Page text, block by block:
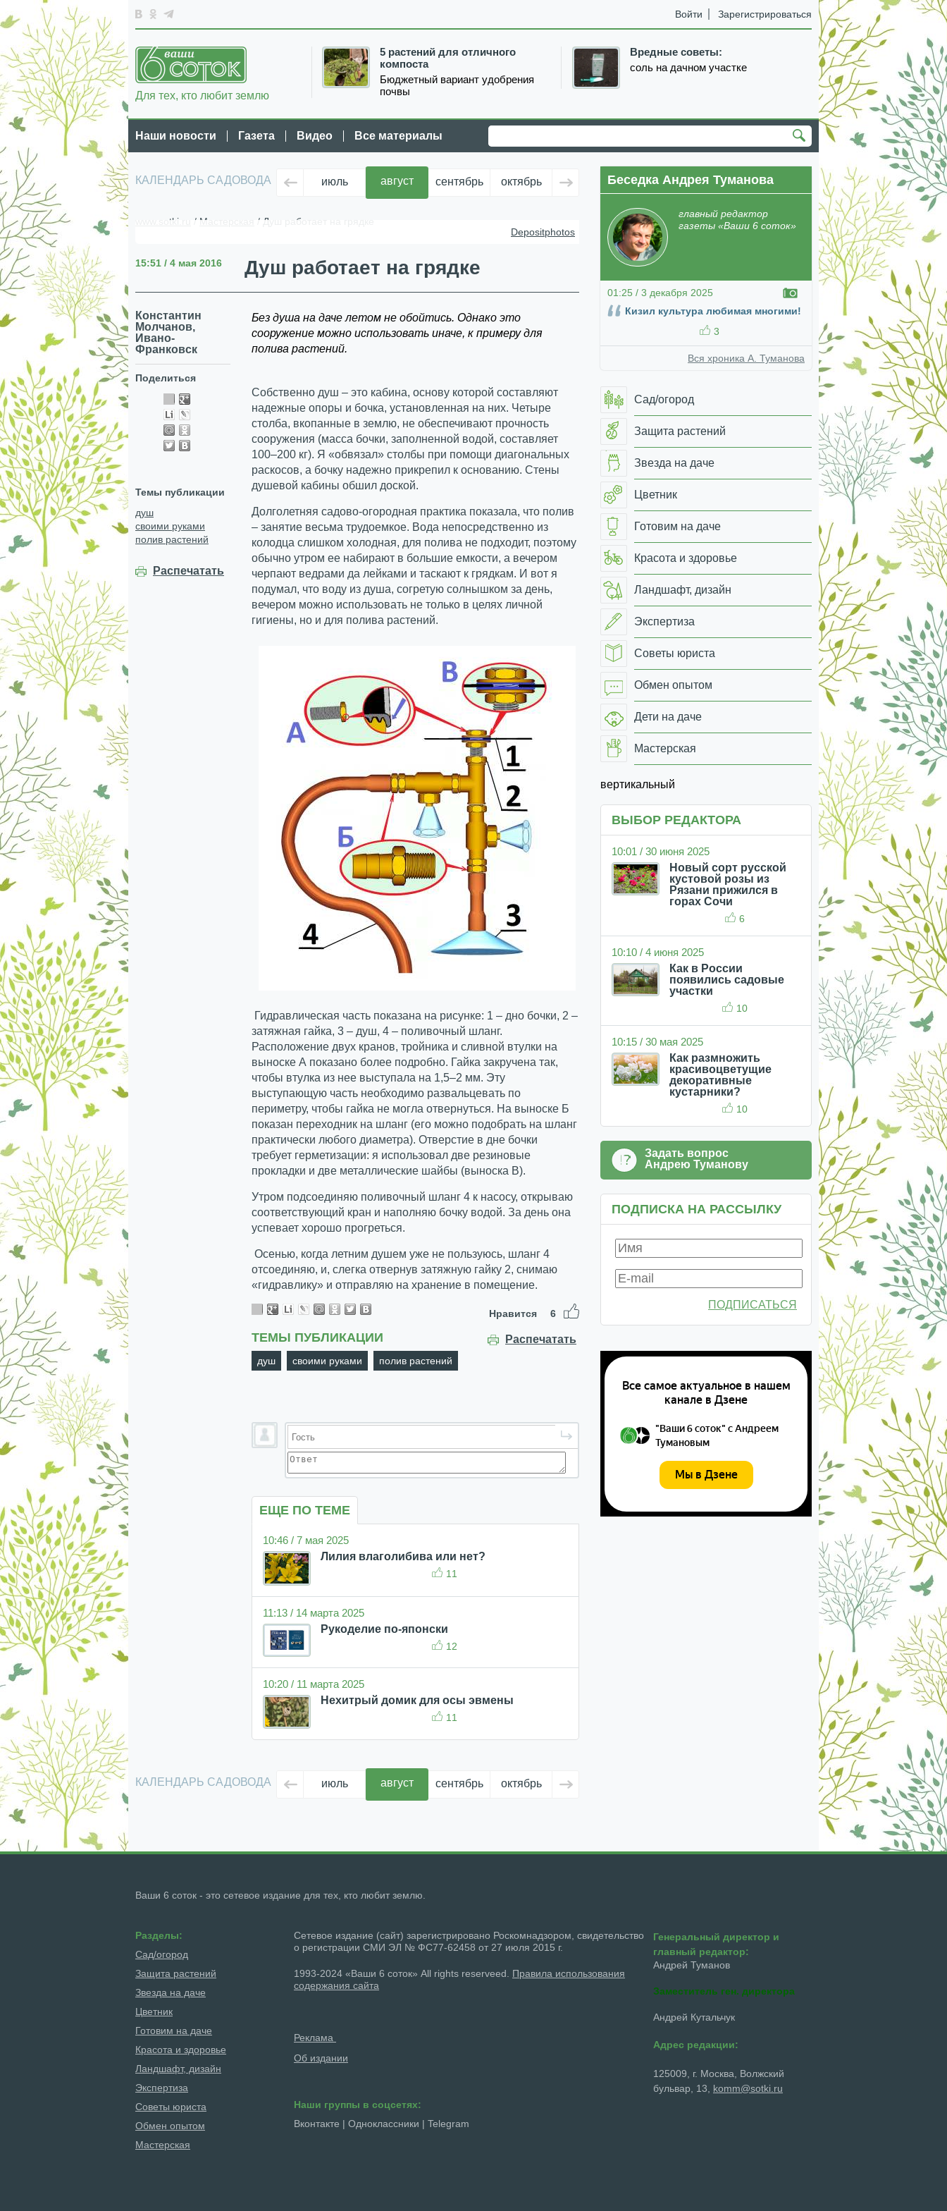
Войти Зарегистрироваться
5 растений для отличного
компоста
Бюджетный вариант удобрения
почвы
Вредные советы:
соль на дачном участке
Для тех, кто любит землю
Наши новости Газета Видео Все материалы
КАЛЕНДАРЬ САДОВОДА июль август сентябрь октябрь ноябрь декабрь январь февраль март апрель
www.sotki.ru / Мастерская
/ Душ работает на грядке
Depositphotos
15:51 / 4 мая 2016 Душ работает на грядке
Константин
Молчанов,
Ивано-
Франковск
Поделиться
Темы публикации
душ
своими руками
полив растений
Распечатать
Без душа на даче летом не обойтись. Однако это
сооружение можно использовать иначе, к примеру для
полива растений.
Собственно душ – это кабина, основу которой составляют
надежные опоры и бочка, установленная на них. Четыре
столба, вкопанные в землю, не обеспечивают прочность
сооружения (масса бочки, заполненной водой, составляет
100–200 кг). Я «обвязал» столбы при помощи диагональных
раскосов, а бочку надежно прикрепил к основанию. Стены
душевой кабины обшил доской.
Долголетняя садово-огородная практика показала, что полив
– занятие весьма трудоемкое. Вода непосредственно из
колодца слишком холодная, для полива не подходит, поэтому
обычно утром ее набирают в большие емкости, а вечером
черпают ведрами да лейками и таскают к грядкам. И вот я
подумал, что воду из душа, согретую солнышком за день,
вечером можно использовать не только в целях личной
гигиены, но и для полива растений.
Гидравлическая часть показана на рисунке: 1 – дно бочки, 2 –
затяжная гайка, 3 – душ, 4 – поливочный шланг.
Расположение двух кранов, тройника и сливной втулки на
выноске А показано более подробно. Гайка закручена так,
чтобы втулка из нее выступала на 1,5–2 мм. Эту
выступающую часть необходимо развальцевать по
периметру, чтобы гайка не могла отвернуться. На выноске Б
показан переходник на шланг (его можно подобрать на шланг
практически любого диаметра). Отверстие в дне бочки
требует герметизации: я использовал две резиновые
прокладки и две металлические шайбы (выноска В).
Утром подсоединяю поливочный шланг 4 к насосу, открываю
соответствующий кран и наполняю бочку водой. За день она
успевает хорошо прогреться.
Осенью, когда летним душем уже не пользуюсь, шланг 4
отсоединяю, и, слегка отвернув затяжную гайку 2, снимаю
«гидравлику» и отправляю на хранение в помещение.
Нравится 6
Распечатать
ТЕМЫ ПУБЛИКАЦИИ
душ своими руками полив растений
ЕЩЕ ПО ТЕМЕ
10:46 / 7 мая 2025
Лилия влаголибива или нет?
11
11:13 / 14 марта 2025
Рукоделие по-японски
12
10:20 / 11 марта 2025
Нехитрый домик для осы эвмены
11
КАЛЕНДАРЬ САДОВОДА июль август сентябрь октябрь ноябрь март апрель
Беседка Андрея Туманова
главный редактор
газеты «Ваши 6 соток»
01:25 / 3 декабря 2025
Кизил культура любимая многими!
3
Вся хроника А. Туманова
Сад/огород
Защита растений
Звезда на даче
Цветник
Готовим на даче
Красота и здоровье
Ландшафт, дизайн
Экспертиза
Советы юриста
Обмен опытом
Дети на даче
Мастерская
вертикальный
ВЫБОР РЕДАКТОРА
10:01 / 30 июня 2025
Новый сорт русской
кустовой розы из
Рязани прижился в
горах Сочи
6
10:10 / 4 июня 2025
Как в России
появились садовые
участки
10
10:15 / 30 мая 2025
Как размножить
красивоцветущие
декоративные
кустарники?
10
Задать вопрос
Андрею Туманову
ПОДПИСКА НА РАССЫЛКУ
ПОДПИСАТЬСЯ
Ваши 6 соток - это сетевое издание для тех, кто любит землю.
Разделы:
Сад/огород
Защита растений
Звезда на даче
Цветник
Готовим на даче
Красота и здоровье
Ландшафт, дизайн
Экспертиза
Советы юриста
Обмен опытом
Мастерская
Сетевое издание (сайт) зарегистрировано Роскомнадзором, свидетельство
о регистрации СМИ ЭЛ № ФС77-62458 от 27 июля 2015 г.
1993-2024 «Ваши 6 соток» All rights reserveed. Правила использования
содержания сайта
Реклама
Об издании
Наши группы в соцсетях:
Вконтакте | Одноклассники | Telegram
Генеральный директор и
главный редактор:
Андрей Туманов
Заместитель ген. директора
Андрей Кутальчук
Адрес редакции:
125009, г. Москва, Волжский
бульвар, 13, komm@sotki.ru